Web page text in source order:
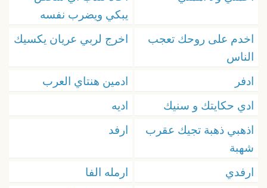
يبكي ويضرب نفسه
اخدم على روحك تعجب
الناس
اخرج لربي عريان يكسيك
ادفر
ادمين هنتاي العرب
ادي حكايتك و سنيك
اديه
اذهبي ذهبة تجيك عقرب
شهبة
ارفد
ارفدي
ارمله الفا